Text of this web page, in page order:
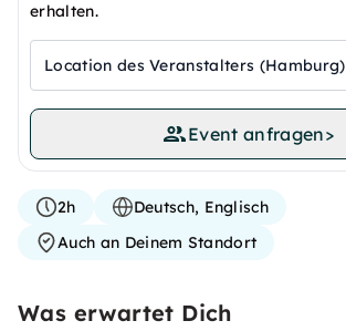
erhalten.
Location des Veranstalters (Hamburg)
Event anfragen>
2h
Deutsch, Englisch
Auch an Deinem Standort
Was erwartet Dich